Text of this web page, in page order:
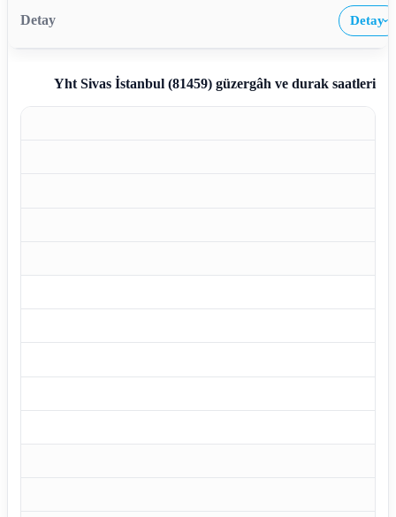
Detay›
Yht Sivas İstanbul (81459)güzergâh ve durak saatleri